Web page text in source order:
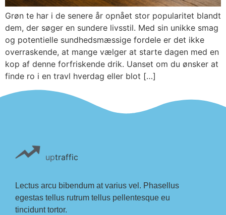
Grøn te har i de senere år opnået stor popularitet blandt
dem, der søger en sundere livsstil. Med sin unikke smag
og potentielle sundhedsmæssige fordele er det ikke
overraskende, at mange vælger at starte dagen med en
kop af denne forfriskende drik. Uanset om du ønsker at
finde ro i en travl hverdag eller blot […]
uptraffic
Lectus arcu bibendum at varius vel. Phasellus
egestas tellus rutrum tellus pellentesque eu
tincidunt tortor.